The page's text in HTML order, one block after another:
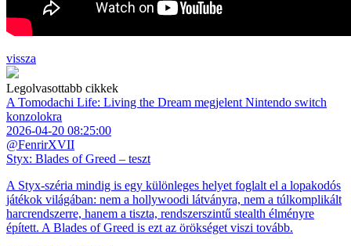
vissza
Legolvasottabb cikkek
A Tomodachi Life: Living the Dream megjelent Nintendo switch
konzolokra
2026-04-20 08:25:00
@FenrirXVII
Styx: Blades of Greed – teszt
A Styx-széria mindig is egy különleges helyet foglalt el a lopakodós
játékok világában: nem a hollywoodi látványra, nem a túlkomplikált
harcrendszerre, hanem a tiszta, rendszerszintű stealth élményre
épített. A Blades of Greed is ezt az örökséget viszi tovább.